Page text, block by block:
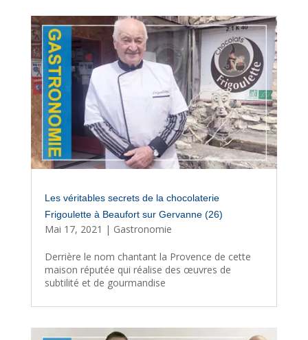
Les véritables secrets de la chocolaterie
Frigoulette à Beaufort sur Gervanne (26)
Mai 17, 2021 | Gastronomie
Derrière le nom chantant la Provence de cette
maison réputée qui réalise des œuvres de
subtilité et de gourmandise